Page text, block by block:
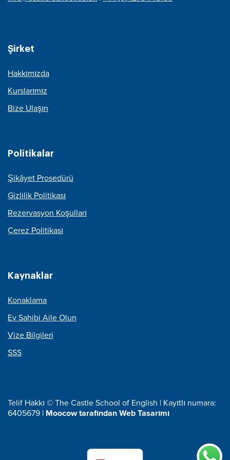
Şirket
Hakkımızda
Kurslarımız
Bize Ulaşın
Politikalar
Şikâyet Prosedürü
Gizlilik Politikası
Rezervasyon Koşulları
Çerez Politikası
Kaynaklar
Konaklama
Ev Sahibi Aile Olun
Vize Bilgileri
SSS
Telif Hakkı © The Castle School of English | Kayıtlı numara:
6405679 | Moocow tarafından Web Tasarımı